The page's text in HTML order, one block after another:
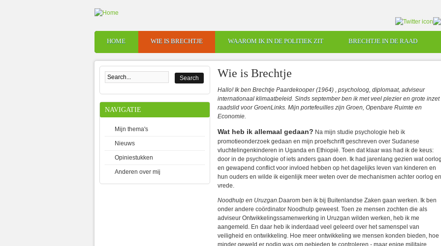
Main menu
HOME WIE IS BRECHTJE WAAROM IK IN DE POLITIEK ZIT BRECHTJE IN DE RAAD
Wie is Brechtje
Hallo! Ik ben Brechtje Paardekooper (1964) , psycholoog, diplomaat, adviseur
internationaal klimaatbeleid. Sinds september ben ik met veel plezier en grote inzet
raadslid voor GroenLinks. Mijn portefeuilles zijn Groen, Openbare Ruimte en
Economie.
Wat heb ik allemaal gedaan? Na mijn studie psychologie heb ik
promotieonderzoek gedaan en mijn proefschrift geschreven over Sudanese
vluchtelingenkinderen in Uganda en Ethiopië. Toen dat klaar was had ik de keus:
door in de psychologie of iets anders gaan doen. Ik had jarenlang gezien wat oorlog
en gewapend conflict voor invloed hebben op het dagelijks leven van kinderen en
hun ouders en wilde ik eigenlijk meer weten over de mechanismen achter oorlog en
vrede.
Noodhulp en Uruzgan.Daarom ben ik bij Buitenlandse Zaken gaan werken. Ik ben
onder andere coördinator Noodhulp geweest. Toen ze mensen zochten die als
adviseur Ontwikkelingssamenwerking in Uruzgan wilden werken, heb ik me
aangemeld. En daar heb ik inderdaad veel geleerd over het samenspel van
veiligheid en ontwikkeling. Hoe meer ontwikkeling we mensen konden bieden, hoe
minder geweld er nodig was om gebieden te controleren - maar enige militaire
Search form
NAVIGATIE
Mijn thema's
Nieuws
Opiniestukken
Anderen over mij